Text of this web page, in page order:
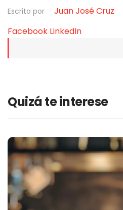
Escrito por
Juan José Cruz
Facebook LinkedIn
Quizá te interese